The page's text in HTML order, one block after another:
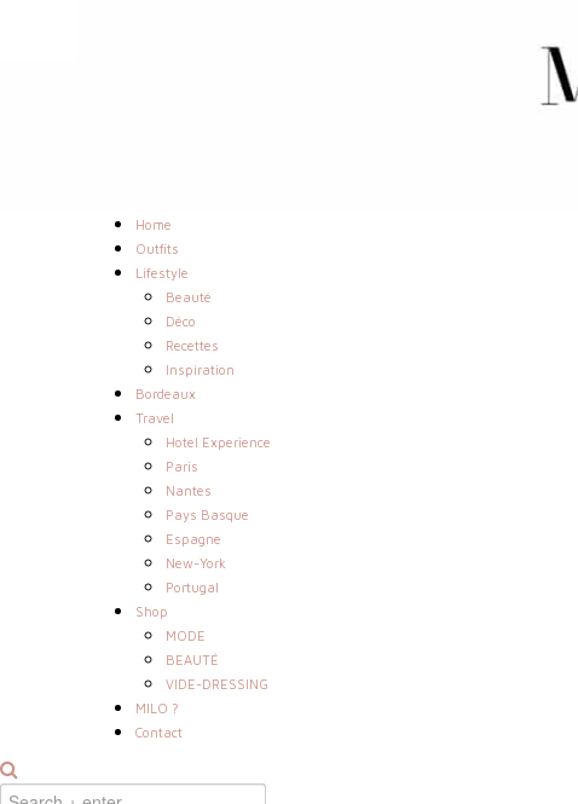
Home
Outfits
Lifestyle
Beauté
Déco
Recettes
Inspiration
Bordeaux
Travel
Hotel Experience
Paris
Nantes
Pays Basque
Espagne
New-York
Portugal
Shop
MODE
BEAUTÉ
VIDE-DRESSING
MILO ?
Contact